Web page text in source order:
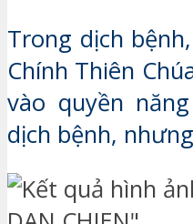
Trong dịch
Chính Thiên
vào quyền
dịch bệnh,